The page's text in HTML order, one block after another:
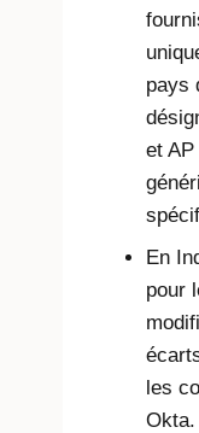
pays
et
En
pour
les